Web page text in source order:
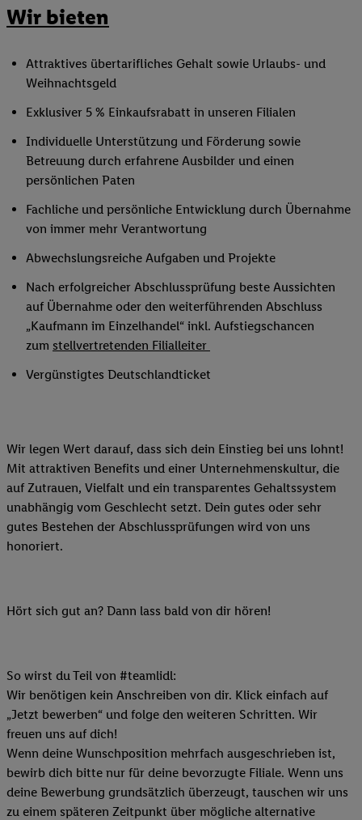
Wir bieten
Attraktives übertarifliches Gehalt sowie Urlaubs- und
Weihnachtsgeld
Exklusiver 5 % Einkaufsrabatt in unseren Filialen
Individuelle Unterstützung und Förderung sowie
Betreuung durch erfahrene Ausbilder und einen
persönlichen Paten
Fachliche und persönliche Entwicklung durch Übernahme
von immer mehr Verantwortung
Abwechslungsreiche Aufgaben und Projekte
Nach erfolgreicher Abschlussprüfung beste Aussichten
auf Übernahme oder den weiterführenden Abschluss
„Kaufmann im Einzelhandel“ inkl. Aufstiegschancen
zum stellvertretenden Filialleiter
Vergünstigtes Deutschlandticket
Wir legen Wert darauf, dass sich dein Einstieg bei uns lohnt!
Mit attraktiven Benefits und einer Unternehmenskultur, die
auf Zutrauen, Vielfalt und ein transparentes Gehaltssystem
unabhängig vom Geschlecht setzt. Dein gutes oder sehr
gutes Bestehen der Abschlussprüfungen wird von uns
honoriert.
Hört sich gut an? Dann lass bald von dir hören!
So wirst du Teil von #teamlidl:
Wir benötigen kein Anschreiben von dir. Klick einfach auf
„Jetzt bewerben“ und folge den weiteren Schritten. Wir
freuen uns auf dich!
Wenn deine Wunschposition mehrfach ausgeschrieben ist,
bewirb dich bitte nur für deine bevorzugte Filiale. Wenn uns
deine Bewerbung grundsätzlich überzeugt, tauschen wir uns
zu einem späteren Zeitpunkt über mögliche alternative